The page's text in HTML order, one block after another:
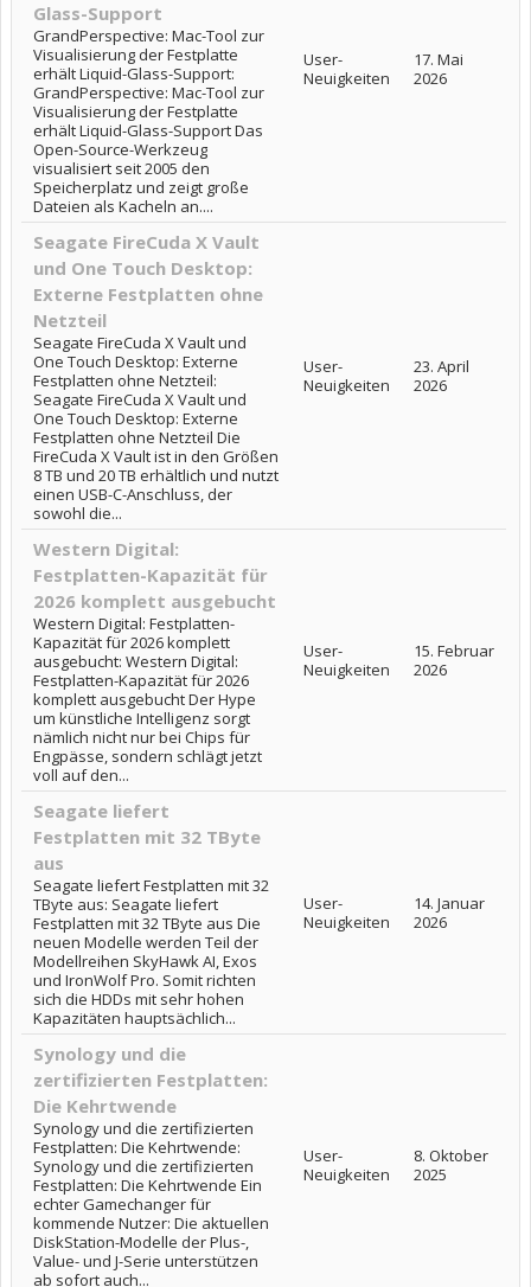
Glass-Support
GrandPerspective: Mac-Tool zur
Visualisierung der Festplatte
erhält Liquid-Glass-Support:
GrandPerspective: Mac-Tool zur
Visualisierung der Festplatte
erhält Liquid-Glass-Support Das
Open-Source-Werkzeug
visualisiert seit 2005 den
Speicherplatz und zeigt große
Dateien als Kacheln an....
User-
Neuigkeiten
17. Mai
2026
Seagate FireCuda X Vault
und One Touch Desktop:
Externe Festplatten ohne
Netzteil
Seagate FireCuda X Vault und
One Touch Desktop: Externe
Festplatten ohne Netzteil:
Seagate FireCuda X Vault und
One Touch Desktop: Externe
Festplatten ohne Netzteil Die
FireCuda X Vault ist in den Größen
8 TB und 20 TB erhältlich und nutzt
einen USB-C-Anschluss, der
sowohl die...
User-
Neuigkeiten
23. April
2026
Western Digital:
Festplatten-Kapazität für
2026 komplett ausgebucht
Western Digital: Festplatten-
Kapazität für 2026 komplett
ausgebucht: Western Digital:
Festplatten-Kapazität für 2026
komplett ausgebucht Der Hype
um künstliche Intelligenz sorgt
nämlich nicht nur bei Chips für
Engpässe, sondern schlägt jetzt
voll auf den...
User-
Neuigkeiten
15. Februar
2026
Seagate liefert
Festplatten mit 32 TByte
aus
Seagate liefert Festplatten mit 32
TByte aus: Seagate liefert
Festplatten mit 32 TByte aus Die
neuen Modelle werden Teil der
Modellreihen SkyHawk AI, Exos
und IronWolf Pro. Somit richten
sich die HDDs mit sehr hohen
Kapazitäten hauptsächlich...
User-
Neuigkeiten
14. Januar
2026
Synology und die
zertifizierten Festplatten:
Die Kehrtwende
Synology und die zertifizierten
Festplatten: Die Kehrtwende:
Synology und die zertifizierten
Festplatten: Die Kehrtwende Ein
echter Gamechanger für
kommende Nutzer: Die aktuellen
DiskStation-Modelle der Plus-,
Value- und J-Serie unterstützen
ab sofort auch...
User-
Neuigkeiten
8. Oktober
2025